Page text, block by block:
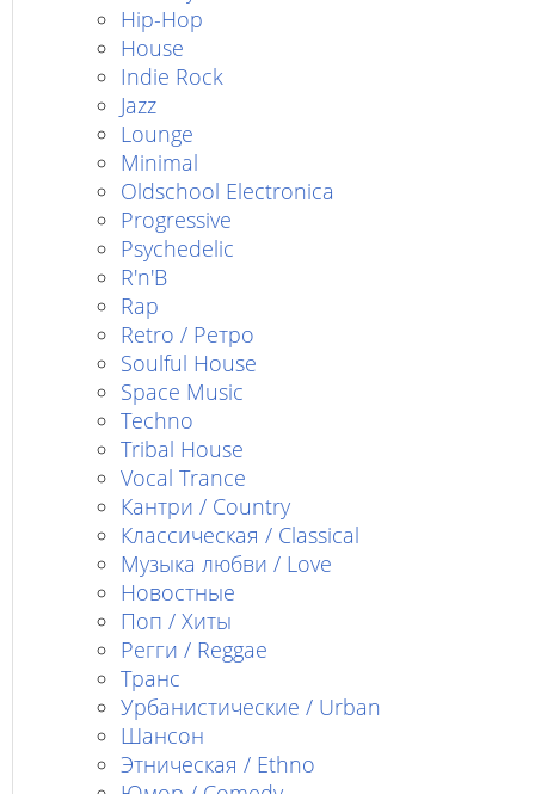
Hip-Hop
House
Indie Rock
Jazz
Lounge
Minimal
Oldschool Electronica
Progressive
Psychedelic
R'n'B
Rap
Retro / Ретро
Soulful House
Space Music
Techno
Tribal House
Vocal Trance
Кантри / Country
Классическая / Classical
Музыка любви / Love
Новостные
Поп / Хиты
Регги / Reggae
Транс
Урбанистические / Urban
Шансон
Этническая / Ethno